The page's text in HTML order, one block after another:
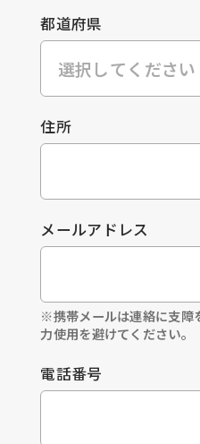
都道府県
住所
メールアドレス
※携帯メールは連絡に支障
力使用を避けてください。
電話番号